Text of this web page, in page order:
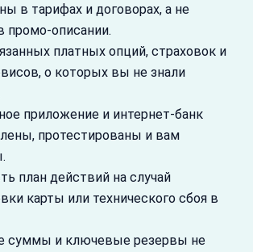
в тарифах и договорах, а не
промо‑описании.
платных опций, страховок и
о которых вы не знали
приложение и интернет‑банк
протестированы и вам
план действий на случай
карты или технического сбоя в
суммы и ключевые резервы не